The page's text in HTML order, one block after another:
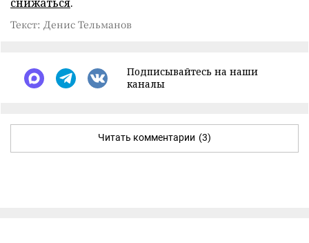
Текст: Денис Тельманов
Подписывайтесь на наши
каналы
Читать комментарии (3)